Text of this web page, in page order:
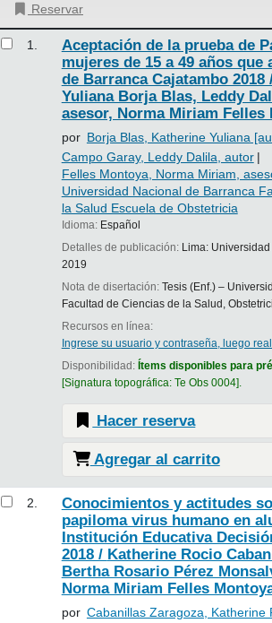
Reservar
1.
Aceptación de la prueba de
mujeres de 15 a 49 años que
de Barranca Cajatambo 2018
Yuliana Borja Blas, Leddy
asesor, Norma Miriam Felles
por Borja Blas, Katherine Yuliana
Campo Garay, Leddy Dalila , autor
Felles Montoya, Norma Miriam ,
Universidad Nacional de Barranca
la Salud Escuela de Obstetricia
Idioma: Español
Detalles de publicación: Lima:
2019
Nota de disertación: Tesis (Enf.) –
Facultad de Ciencias de la Salud,
Recursos en línea:
Ingrese su usuario y contraseña, luego
Disponibilidad: Ítems disponibles para
Signatura topográfica: Te Obs 0004 .
Hacer reserva
Agregar al carrito
2.
Conocimientos y actitudes
papiloma virus humano en
Institución Educativa
2018 / Katherine Rocio
Bertha Rosario Pérez
Norma Miriam Felles
por Cabanillas Zaragoza, Katherine